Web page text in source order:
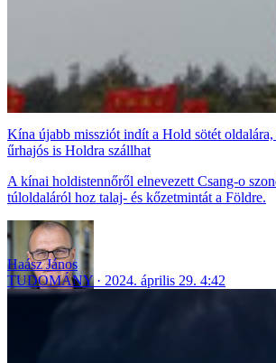
Kína újabb missziót indít a Hold sötét
űrhajós is Holdra szállhat
A kínai holdistennőről elnevezett Csang-o
túloldaláról hoz talaj- és kőzetmintát a Földre.
Haász János
TUDOMÁNY
2024. április 29. 4:42